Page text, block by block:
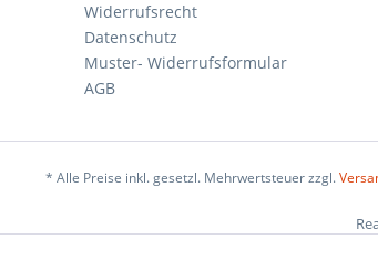
Widerrufsrecht
Datenschutz
Muster- Widerrufsformular
AGB
* Alle Preise inkl. gesetzl. Mehrwertsteuer zzgl.